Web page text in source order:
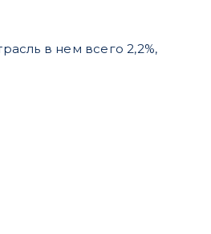
в нем всего 2,2%,